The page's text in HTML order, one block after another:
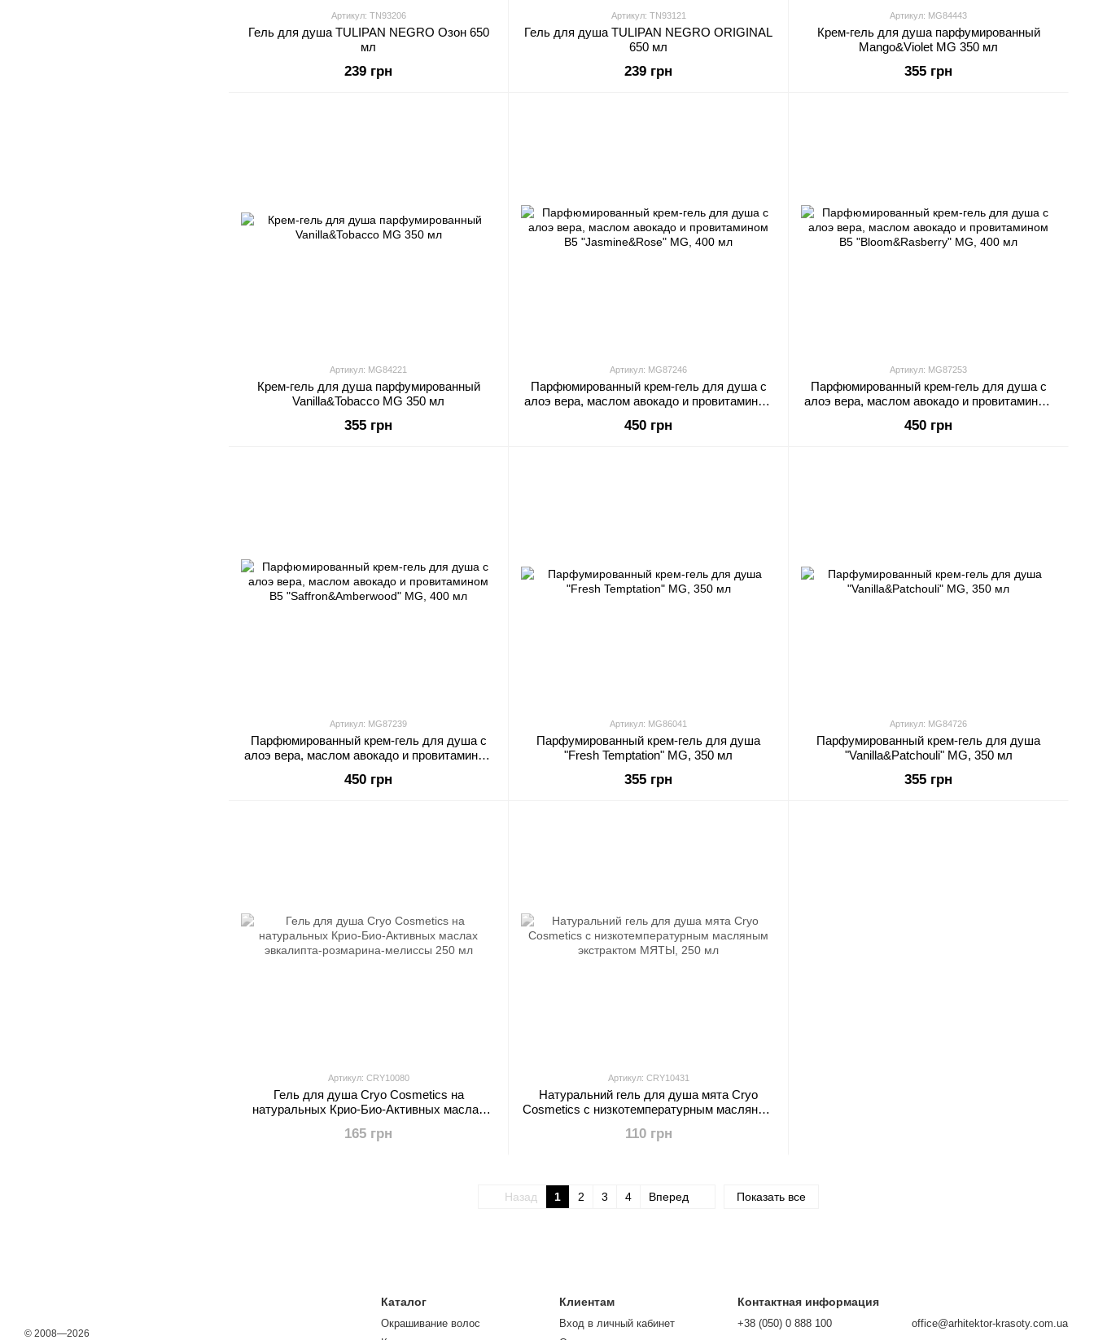
Артикул: TN93206
Гель для душа TULIPAN NEGRO Озон 650
мл
239 грн
Артикул: TN93121
Гель для душа TULIPAN NEGRO ORIGINAL
650 мл
239 грн
Артикул: MG84443
Крем-гель для душа парфумированный
Mango&Violet MG 350 мл
355 грн
Артикул: MG84221
Крем-гель для душа парфумированный
Vanilla&Tobacco MG 350 мл
355 грн
Артикул: MG87246
Парфюмированный крем-гель для душа с
алоэ вера, маслом авокадо и провитамином
450 грн
Артикул: MG87253
Парфюмированный крем-гель для душа с
алоэ вера, маслом авокадо и провитамином
450 грн
Артикул: MG87239
Парфюмированный крем-гель для душа с
алоэ вера, маслом авокадо и провитамином
450 грн
Артикул: MG86041
Парфумированный крем-гель для душа
"Fresh Temptation" MG, 350 мл
355 грн
Артикул: MG84726
Парфумированный крем-гель для душа
"Vanilla&Patchouli" MG, 350 мл
355 грн
Артикул: CRY10080
Гель для душа Cryo Cosmetics на
натуральных Крио-Био-Активных маслах
165 грн
Артикул: CRY10431
Натуральний гель для душа мята Cryo
Cosmetics с низкотемпературным масляным
110 грн
Назад 1 2 3 4 Вперед Показать все
© 2008—2026
Каталог
Окрашивание волос
Клиентам
Вход в личный кабинет
Контактная информация
+38 (050) 0 888 100
office@arhitektor-krasoty.com.ua